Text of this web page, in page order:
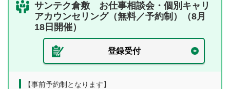
サンテク倉敷 お仕事相談会・個別キャリ
アカウンセリング（無料／予約制）（8月
18日開催）
登録受付
【事前予約制となります】